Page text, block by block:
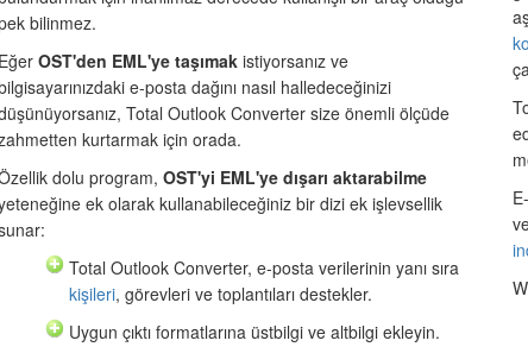
bilinmez.
Eğer OST'den EML'ye taşımak istiyorsanız ve
e-posta dağını nasıl halledeceğinizi
Total Outlook Converter size önemli ölçüde
kurtarmak için orada.
dolu program, OST'yi EML'ye dışarı aktarabilme
ek olarak kullanabileceğiniz bir dizi ek işlevsellik
Total Outlook Converter, e-posta verilerinin yanı sıra
kişileri, görevleri ve toplantıları destekler.
Uygun çıktı formatlarına üstbilgi ve altbilgi ekleyin.